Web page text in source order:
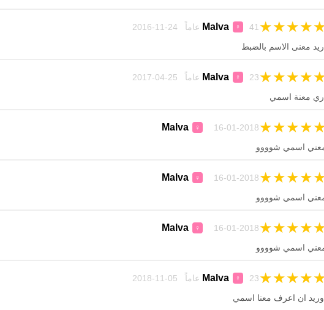
Malva ♀ 41 عاماً 24-11-2016 ★
★
★
★
معنى الاسم بالضبط
Malva ♀ 23 عاماً 25-04-2017 ★
★
★
★
معنة اسمي
Malva ♀ 16-01-2018 ★
★
★
★
اسمي شوووو
Malva ♀ 16-01-2018 ★
★
★
★
اسمي شوووو
Malva ♀ 16-01-2018 ★
★
★
★
اسمي شوووو
Malva ♀ 23 عاماً 05-11-2018 ★
★
★
★
ان اعرف معنا اسمي